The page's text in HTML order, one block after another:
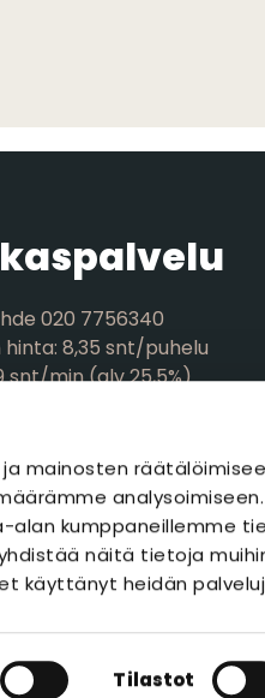
mainosten
alan kumppaneillemme
näitä tietoja
käyttänyt heidän
Tilastot
020 7756340
hinta: 8,35 snt/puhelu
snt/min (alv 25,5%)